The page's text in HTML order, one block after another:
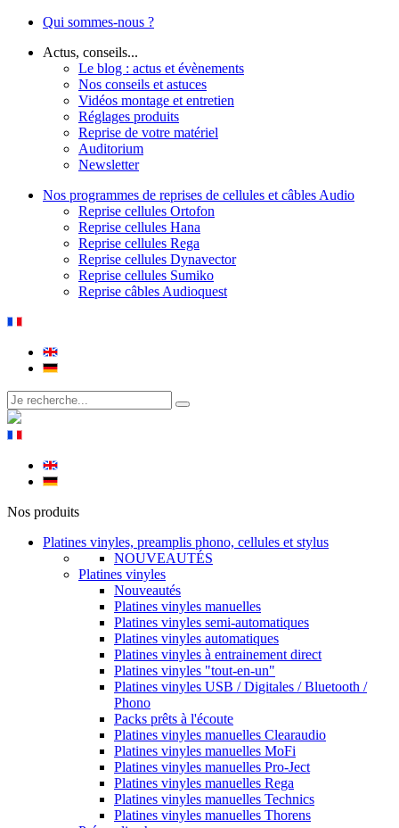
Qui sommes-nous ?
Actus, conseils...
Le blog : actus et évènements
Nos conseils et astuces
Vidéos montage et entretien
Réglages produits
Reprise de votre matériel
Auditorium
Newsletter
Nos programmes de reprises de cellules et câbles Audio
Reprise cellules Ortofon
Reprise cellules Hana
Reprise cellules Rega
Reprise cellules Dynavector
Reprise cellules Sumiko
Reprise câbles Audioquest
Nos produits
Platines vinyles, preamplis phono, cellules et stylus
NOUVEAUTÉS
Platines vinyles
Nouveautés
Platines vinyles manuelles
Platines vinyles semi-automatiques
Platines vinyles automatiques
Platines vinyles à entrainement direct
Platines vinyles "tout-en-un"
Platines vinyles USB / Digitales / Bluetooth /
Phono
Packs prêts à l'écoute
Platines vinyles manuelles Clearaudio
Platines vinyles manuelles MoFi
Platines vinyles manuelles Pro-Ject
Platines vinyles manuelles Rega
Platines vinyles manuelles Technics
Platines vinyles manuelles Thorens